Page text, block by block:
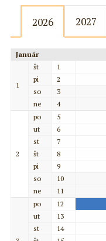
2026 2027
Január
1
št
1
pi
2
so
3
ne
4
2
po
5
ut
6
st
7
št
8
pi
9
so
10
ne
11
po
12
ut
13
st
14